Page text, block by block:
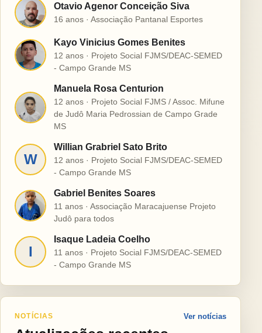
O Otavio Agenor Conceição Siva
16 anos · Associação Pantanal Esportes
K
Kayo Vinicius Gomes Benites
12 anos · Projeto Social FJMS/DEAC-SEMED
- Campo Grande MS
M
Manuela Rosa Centurion
12 anos · Projeto Social FJMS / Assoc. Mifune
de Judô Maria Pedrossian de Campo Grade
MS
W
Willian Grabriel Sato Brito
12 anos · Projeto Social FJMS/DEAC-SEMED
- Campo Grande MS
G
Gabriel Benites Soares
11 anos · Associação Maracajuense Projeto
Judô para todos
I
Isaque Ladeia Coelho
11 anos · Projeto Social FJMS/DEAC-SEMED
- Campo Grande MS
NOTÍCIAS Ver notícias